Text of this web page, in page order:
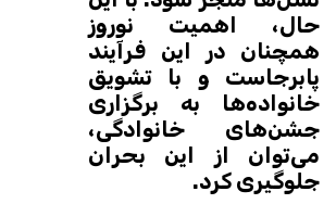
حال، اهمیت نوروز
همچنان در این فرآیند
پابرجاست و با تشویق
خانواده‌ها به برگزاری
جشن‌های خانوادگی،
می‌توان از این بحران
جلوگیری کرد.